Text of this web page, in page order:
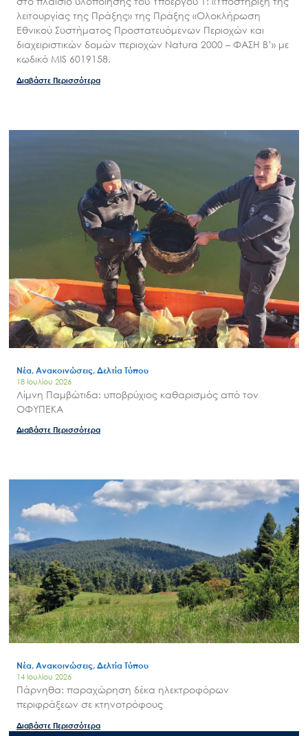
Εισιτήρια
Επικοινωνία
λειτουργίας της Πράξης» της Πράξης «Ολοκλήρωση
Εθνικού Συστήματος Προστατευόμενων Περιοχών και
διαχειριστικών δομών περιοχών Natura 2000 – ΦΑΣΗ Β’» με
κωδικό MIS 6019158.
Διαβάστε Περισσότερα
Νέα, Ανακοινώσεις, Δελτία Τύπου
18 Ιουλίου 2026
Λίμνη Παμβώτιδα: υποβρύχιος καθαρισμός από τον
ΟΦΥΠΕΚΑ
Διαβάστε Περισσότερα
Νέα, Ανακοινώσεις, Δελτία Τύπου
14 Ιουλίου 2026
Πάρνηθα: παραχώρηση δέκα ηλεκτροφόρων
περιφράξεων σε κτηνοτρόφους
Διαβάστε Περισσότερα